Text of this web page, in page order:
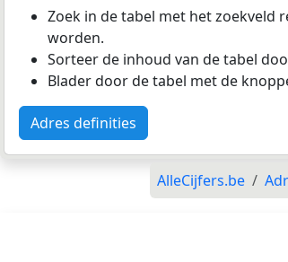
Zoek in de tabel met het zoekveld
worden.
Sorteer de inhoud van de tabel
Blader door de tabel met de
Adres definities
AlleCijfers.be